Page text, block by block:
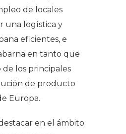
de locales
una logística y
eficientes, e
en tanto que
los principales
de producto
Europa.
en el ámbito